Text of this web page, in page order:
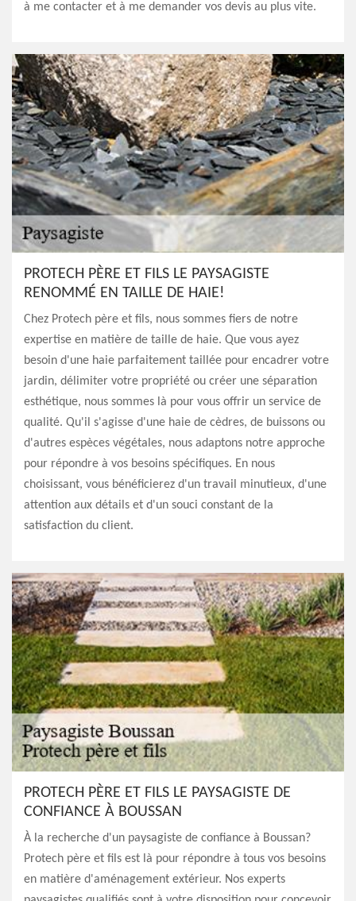
à me contacter et à me demander vos devis au plus vite.
PROTECH PÈRE ET FILS LE PAYSAGISTE
RENOMMÉ EN TAILLE DE HAIE!
Chez Protech père et fils, nous sommes fiers de notre
expertise en matière de taille de haie. Que vous ayez
besoin d'une haie parfaitement taillée pour encadrer votre
jardin, délimiter votre propriété ou créer une séparation
esthétique, nous sommes là pour vous offrir un service de
qualité. Qu'il s'agisse d'une haie de cèdres, de buissons ou
d'autres espèces végétales, nous adaptons notre approche
pour répondre à vos besoins spécifiques. En nous
choisissant, vous bénéficierez d'un travail minutieux, d'une
attention aux détails et d'un souci constant de la
satisfaction du client.
PROTECH PÈRE ET FILS LE PAYSAGISTE DE
CONFIANCE À BOUSSAN
À la recherche d'un paysagiste de confiance à Boussan?
Protech père et fils est là pour répondre à tous vos besoins
en matière d'aménagement extérieur. Nos experts